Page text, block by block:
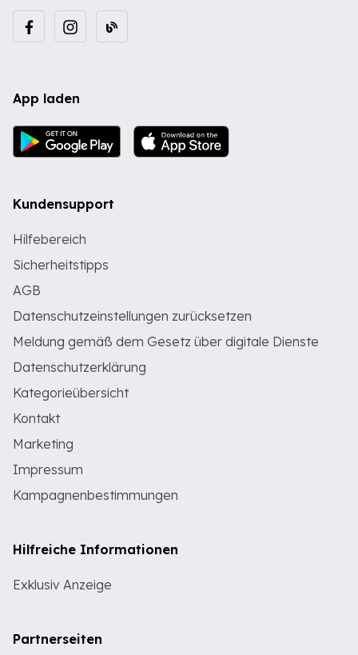
App laden
Kundensupport
Hilfebereich
Sicherheitstipps
AGB
Datenschutzeinstellungen zurücksetzen
Meldung gemäß dem Gesetz über digitale Dienste
Datenschutzerklärung
Kategorieübersicht
Kontakt
Marketing
Impressum
Kampagnenbestimmungen
Hilfreiche Informationen
Exklusiv Anzeige
Partnerseiten